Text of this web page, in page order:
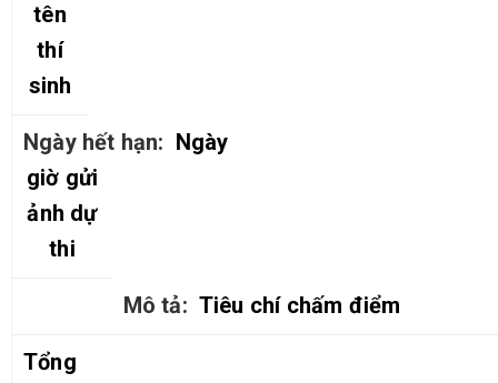
tên
thí
sinh
Ngày
giờ gửi
ảnh dự
thi
Tiêu chí chấm điểm
Tổng